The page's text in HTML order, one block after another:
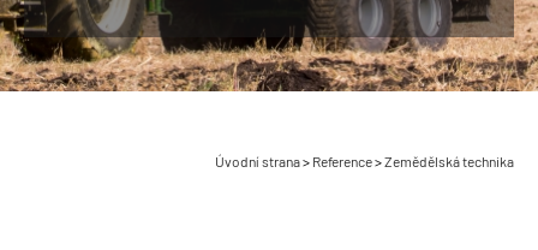
Úvodní strana> Reference>Zemědělská technika
Sběrač kamenů
Sklízecí mlátičky
Rozmetadla Bergmann